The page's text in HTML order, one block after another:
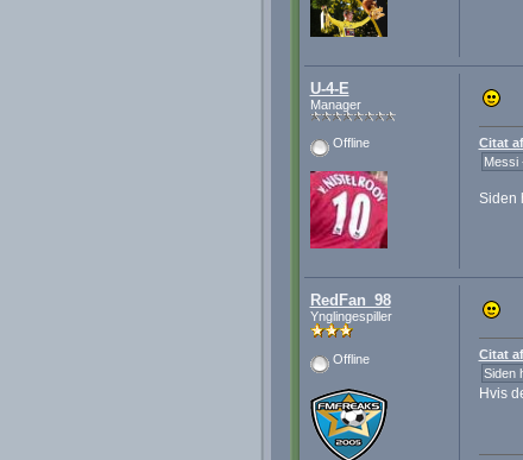
U-4-E
Manager
Offline
Citat
Messi
Siden
RedFan_98
Ynglingespiller
Offline
Citat
Siden
Hvis